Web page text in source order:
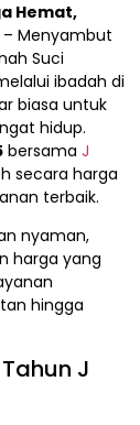
Hemat,
– Menyambut
Suci
ibadah di
biasa untuk
hidup.
bersama J
secara harga
terbaik.
nyaman,
harga yang
hingga
J